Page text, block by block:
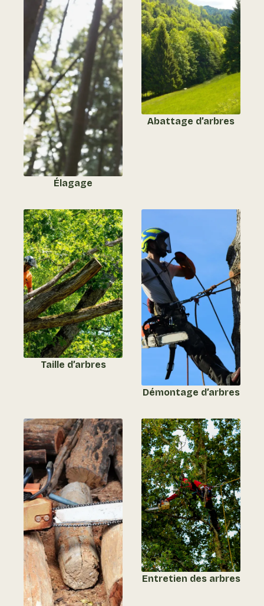
Élagage
Abattage d’arbres
Taille d’arbres
Démontage d’arbres
Entretien des arbres